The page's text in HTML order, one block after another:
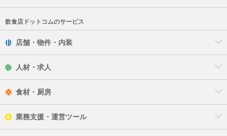
飲食店ドットコムのサービス
店舗・物件・内装
人材・求人
食材・厨房
業務支援・運営ツール